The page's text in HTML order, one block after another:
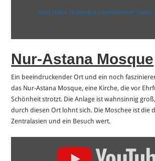
„Khan Shatyr Shopping & Entertainment Center
Nur-Astana Mosque
Ein beeindruckender Ort und ein noch
das Nur-Astana Mosque, eine Kirche, die vor
Schönheit strotzt. Die Anlage ist wahnsinnig
durch diesen Ort lohnt sich. Die Moschee ist die
Zentralasien und ein Besuch wert.